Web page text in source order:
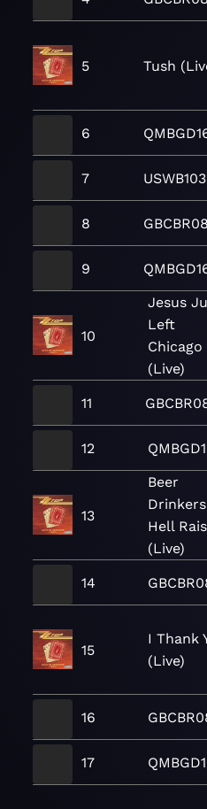
5 Tush
6
7
8
9
10
Jesus
Left
Chicago
(Live)
11
12
13
Beer
Hell
(Live)
14
15
I Thank
(Live)
16
17